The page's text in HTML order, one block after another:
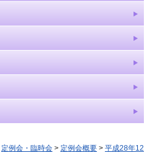
定例会・臨時会 > 定例会概要 > 平成28年12